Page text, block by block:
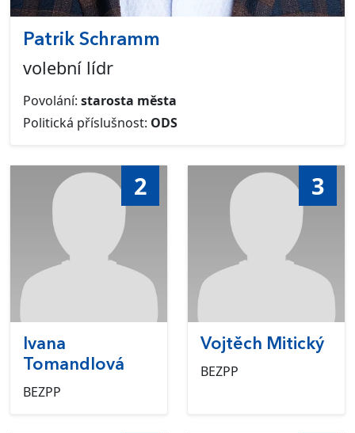
Patrik Schramm
volební lídr
Povolání: starosta města
Politická příslušnost: ODS
2
Ivana
Tomandlová
BEZPP
3
Vojtěch Mitický
BEZPP